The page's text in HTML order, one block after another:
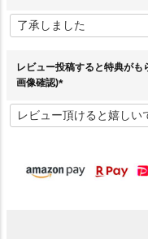
レビュー投稿すると特典が
画像確認)
必
須